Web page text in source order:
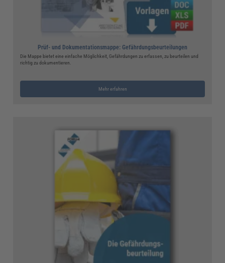
Prüf- und Dokumentationsmappe: Gefährdungsbeurteilungen
Die Mappe bietet eine einfache Möglichkeit, Gefährdungen zu erfassen, zu beurteilen und
richtig zu dokumentieren.
Mehr erfahren